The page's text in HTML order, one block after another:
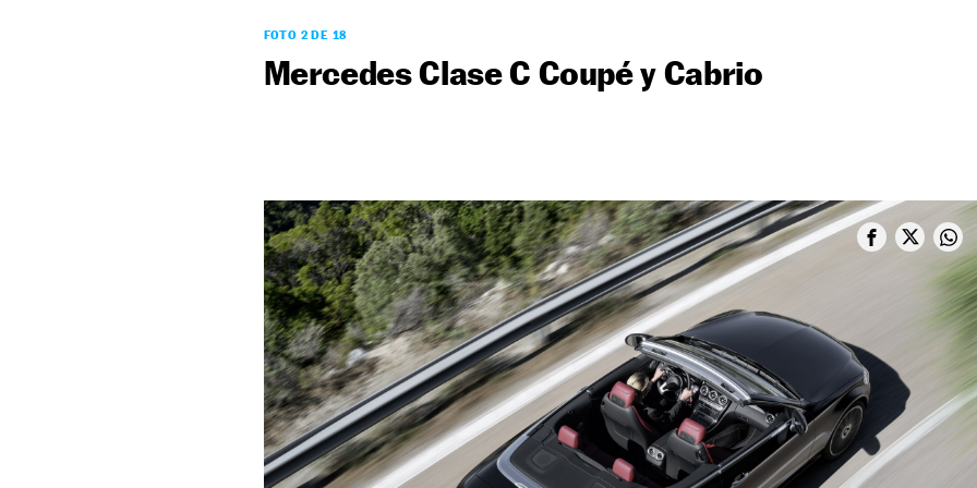
FOTO 2 DE 18
Mercedes Clase C Coupé y Cabrio